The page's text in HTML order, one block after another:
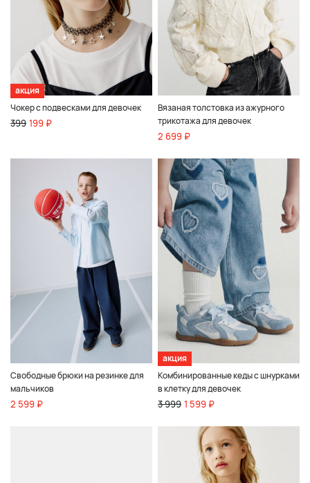
акция
Чокер с подвесками для девочек
399 199 ₽
Вязаная толстовка из ажурного
трикотажа для девочек
2 699 ₽
Свободные брюки на резинке для
мальчиков
2 599 ₽
акция
Комбинированные кеды с шнурками
в клетку для девочек
3 999 1 599 ₽